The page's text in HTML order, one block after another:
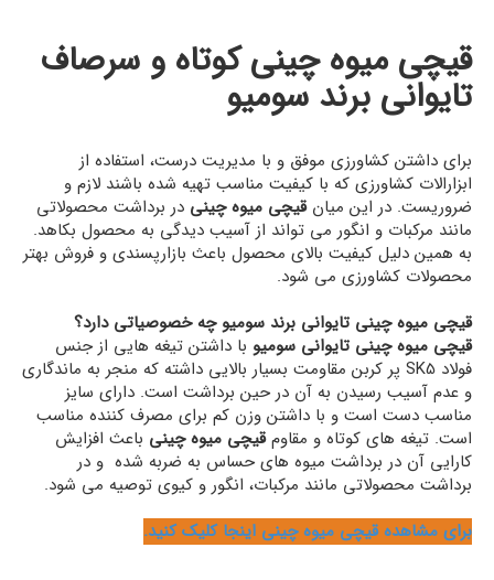
قیچی میوه چینی کوتاه و سرصاف
تایوانی برند سومیو
برای داشتن کشاورزی موفق و با مدیریت درست، استفاده از
ابزارالات کشاورزی که با کیفیت مناسب تهیه شده باشند لازم و
ضروریست. در این میانقیچی میوه چینی در برداشت محصولاتی
مانند مرکبات و انگور می تواند از آسیب دیدگی به محصول بکاهد.
به همین دلیل کیفیت بالای محصول باعث بازارپسندی و فروش بهتر
محصولات کشاورزی می شود.
قیچی میوه چینی تایوانی برند سومیو چه خصوصیاتی دارد؟
قیچی میوه چینی تایوانی سومیو با داشتن تیغه هایی از جنس
فولاد SK5 پر کربن مقاومت بسیار بالایی داشته که منجر به ماندگاری
و عدم آسیب رسیدن به آن در حین برداشت است. دارای سایز
مناسب دست است و با داشتن وزن کم برای مصرف کننده مناسب
است. تیغه های کوتاه و مقاومقیچی میوه چینی باعث افزایش
کارایی آن در برداشت میوه های حساس به ضربه شده و در
برداشت محصولاتی مانند مرکبات، انگور و کیوی توصیه می شود.
برای مشاهده قیچی میوه چینی اینجا کلیک کنید.